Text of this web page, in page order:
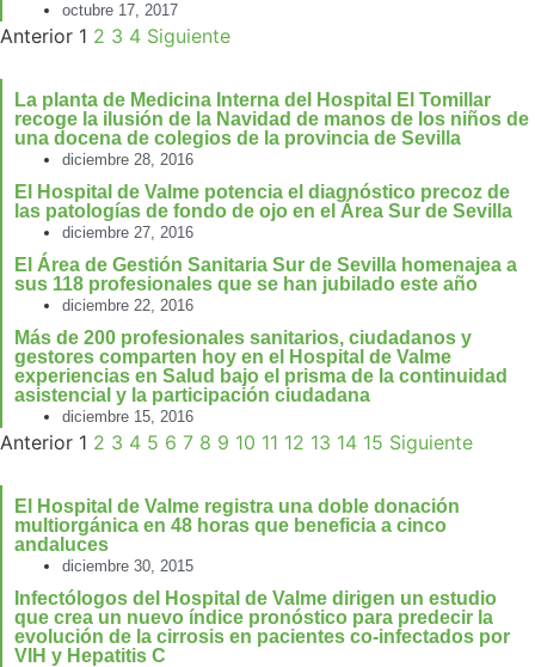
octubre 17, 2017
Anterior 1 2 3 4 Siguiente
La planta de Medicina Interna del Hospital El Tomillar
recoge la ilusión de la Navidad de manos de los niños de
una docena de colegios de la provincia de Sevilla
diciembre 28, 2016
El Hospital de Valme potencia el diagnóstico precoz de
las patologías de fondo de ojo en el Área Sur de Sevilla
diciembre 27, 2016
El Área de Gestión Sanitaria Sur de Sevilla homenajea a
sus 118 profesionales que se han jubilado este año
diciembre 22, 2016
Más de 200 profesionales sanitarios, ciudadanos y
gestores comparten hoy en el Hospital de Valme
experiencias en Salud bajo el prisma de la continuidad
asistencial y la participación ciudadana
diciembre 15, 2016
Anterior 1 2 3 4 5 6 7 8 9 10 11 12 13 14 15 Siguiente
El Hospital de Valme registra una doble donación
multiorgánica en 48 horas que beneficia a cinco
andaluces
diciembre 30, 2015
Infectólogos del Hospital de Valme dirigen un estudio
que crea un nuevo índice pronóstico para predecir la
evolución de la cirrosis en pacientes co-infectados por
VIH y Hepatitis C